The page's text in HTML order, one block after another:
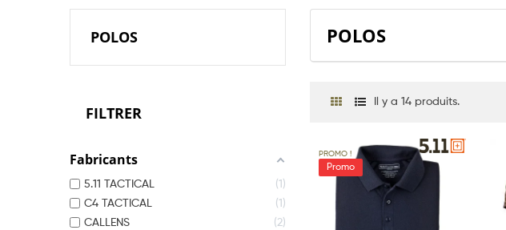
POLOS
FILTRER
Fabricants
5.11 TACTICAL
1
C4 TACTICAL
1
CALLENS
2
POLOS
Il y a 14 produits.
PROMO !